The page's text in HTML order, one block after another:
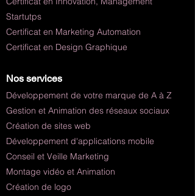
Startutps
Certificat en Marketing Automation
Certificat en Design Graphique
Nos services
Développement de votre marque de A à Z
Gestion et Animation des réseaux sociaux
Création de sites web
Développement d'applications mobile
Conseil et Veille Marketing
Montage vidéo et Animation
Création de logo